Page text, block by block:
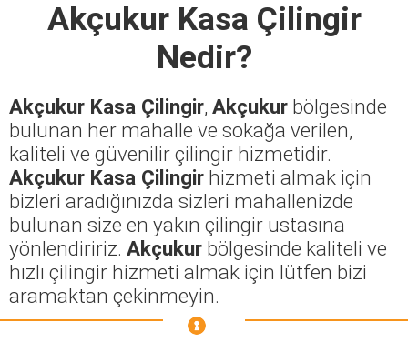
Akçukur Kasa Çilingir
Nedir?
Akçukur Kasa Çilingir, Akçukur bölgesinde
bulunan her mahalle ve sokağa verilen,
kaliteli ve güvenilir çilingir hizmetidir.
Akçukur Kasa Çilingir hizmeti almak için
bizleri aradığınızda sizleri mahallenizde
bulunan size en yakın çilingir ustasına
yönlendiririz. Akçukur bölgesinde kaliteli ve
hızlı çilingir hizmeti almak için lütfen bizi
aramaktan çekinmeyin.